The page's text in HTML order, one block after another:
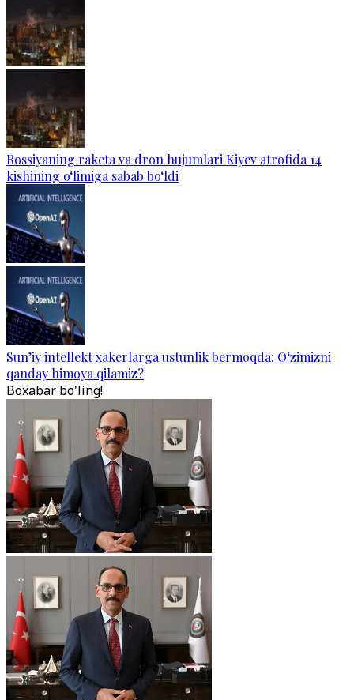
Rossiyaning raketa va dron hujumlari Kiyev atrofida 14
kishining o‘limiga sabab bo‘ldi
Sun’iy intellekt xakerlarga ustunlik bermoqda: O‘zimizni
qanday himoya qilamiz?
Boxabar bo'ling!